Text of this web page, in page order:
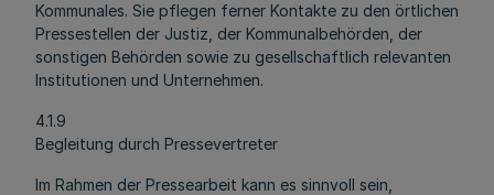
Kommunales. Sie pflegen ferner Kontakte zu den örtlichen
Pressestellen der Justiz, der Kommunalbehörden, der
sonstigen Behörden sowie zu gesellschaftlich relevanten
Institutionen und Unternehmen.
4.1.9
Begleitung durch Pressevertreter
Im Rahmen der Pressearbeit kann es sinnvoll sein,